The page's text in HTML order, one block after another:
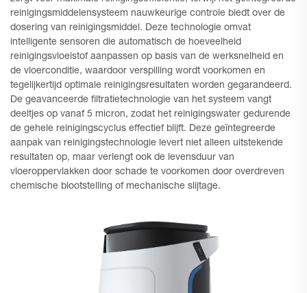
reinigingsmiddelensysteem nauwkeurige controle biedt over de
dosering van reinigingsmiddel. Deze technologie omvat
intelligente sensoren die automatisch de hoeveelheid
reinigingsvloeistof aanpassen op basis van de werksnelheid en
de vloerconditie, waardoor verspilling wordt voorkomen en
tegelijkertijd optimale reinigingsresultaten worden gegarandeerd.
De geavanceerde filtratietechnologie van het systeem vangt
deeltjes op vanaf 5 micron, zodat het reinigingswater gedurende
de gehele reinigingscyclus effectief blijft. Deze geïntegreerde
aanpak van reinigingstechnologie levert niet alleen uitstekende
resultaten op, maar verlengt ook de levensduur van
vloeroppervlakken door schade te voorkomen door overdreven
chemische blootstelling of mechanische slijtage.